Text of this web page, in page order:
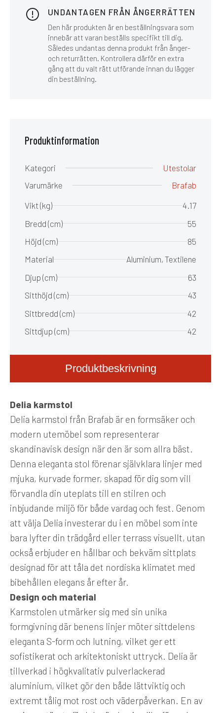
UNDANTAGEN FRÅN ÅNGERRÄTTEN
Den här produkten är en beställningsvara som
innebär att varan beställs specifikt till dig.
Således undantas denna produkt från ånger-
och returrätten. Kontrollera därför en extra
gång att du valt rätt utförande innan du lägger
din beställning.
Produktbeskrivning
Delia karmstol
Delia karmstol från Brafab är en formsäker och
modern utemöbel som representerar
skandinavisk design när den är som allra bäst.
Denna eleganta stol förenar självklara linjer med
mjuka, kurvade former, skapad för dig som vill
förvandla din uteplats till en stilren och
inbjudande miljö för både vardag och fest. Genom
att välja Delia investerar du i en möbel som inte
bara lyfter din trädgård eller terrass visuellt, utan
också erbjuder en hållbar och bekväm sittplats
designad för att tåla det nordiska klimatet med
bibehållen elegans år efter år.
Design och material
Karmstolen utmärker sig med sin unika
formgivning där benens linjer möter sittdelens
eleganta S-form och lutning, vilket ger ett
sofistikerat och arkitektoniskt uttryck. Delia är
tillverkad i högkvalitativ pulverlackerad
aluminium, vilket gör den både lättviktig och
extremt tålig mot rost och väderpåverkan. En av
Produktinformation
Kategori
Utestolar
Varumärke
Brafab
Vikt (kg)
4.17
Bredd (cm)
55
Höjd (cm)
85
Material
Aluminium, Textilene
Djup (cm)
63
Sitthöjd (cm)
43
Sittbredd (cm)
42
Sittdjup (cm)
42